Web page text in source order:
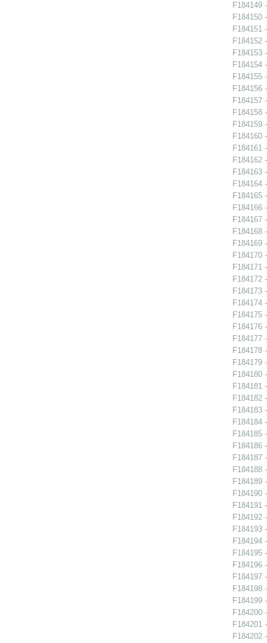
F184149
F184150
F184151
F184152
F184153
F184154
F184155
F184156
F184157
F184158
F184159
F184160
F184161
F184162
F184163
F184164
F184165
F184166
F184167
F184168
F184169
F184170
F184171
F184172
F184173
F184174
F184175
F184176
F184177
F184178
F184179
F184180
F184181
F184182
F184183
F184184
F184185
F184186
F184187
F184188
F184189
F184190
F184191
F184192
F184193
F184194
F184195
F184196
F184197
F184198
F184199
F184200
F184201
F184202